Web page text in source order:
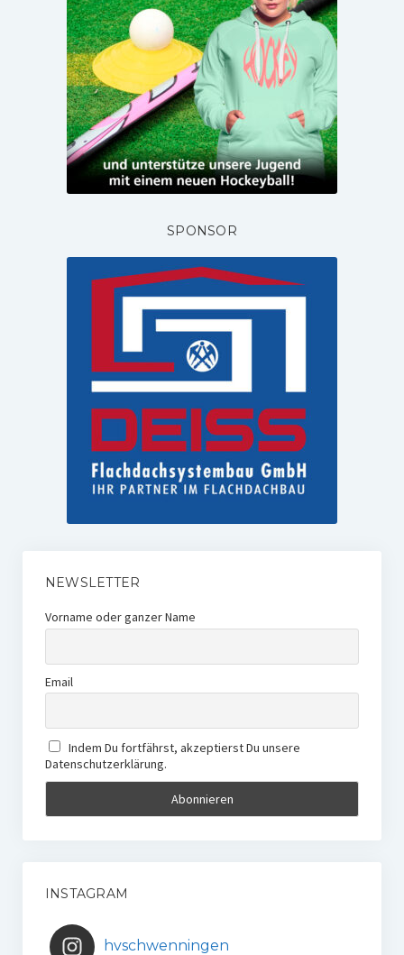
SPONSOR
NEWSLETTER
Vorname oder ganzer Name
Email
Indem Du fortfährst, akzeptierst Du unsere
Datenschutzerklärung.
INSTAGRAM
hvschwenningen